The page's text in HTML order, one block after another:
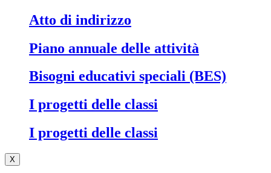
Atto di indirizzo
Piano annuale delle attività
Bisogni educativi speciali (BES)
I progetti delle classi
I progetti delle classi
X